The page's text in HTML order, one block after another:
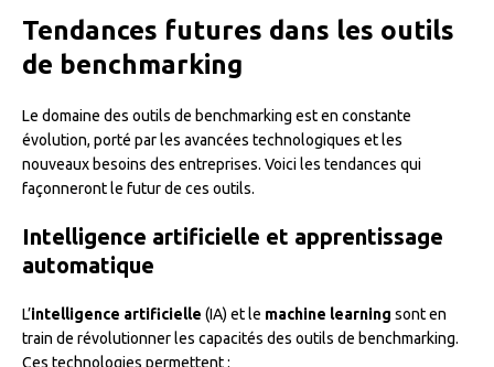
Tendances futures dans les outils
de benchmarking
Le domaine des outils de benchmarking est en constante
évolution, porté par les avancées technologiques et les
nouveaux besoins des entreprises. Voici les tendances qui
façonneront le futur de ces outils.
Intelligence artificielle et apprentissage
automatique
L’intelligence artificielle (IA) et le machine learning sont en
train de révolutionner les capacités des outils de benchmarking.
Ces technologies permettent :